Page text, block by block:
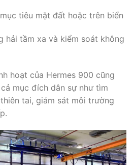
tiêu mặt đất hoặc trên biển
hải tầm xa và kiểm soát không
hoạt của Hermes 900 cũng
mục đích dân sự như tìm
tai, giám sát môi trường